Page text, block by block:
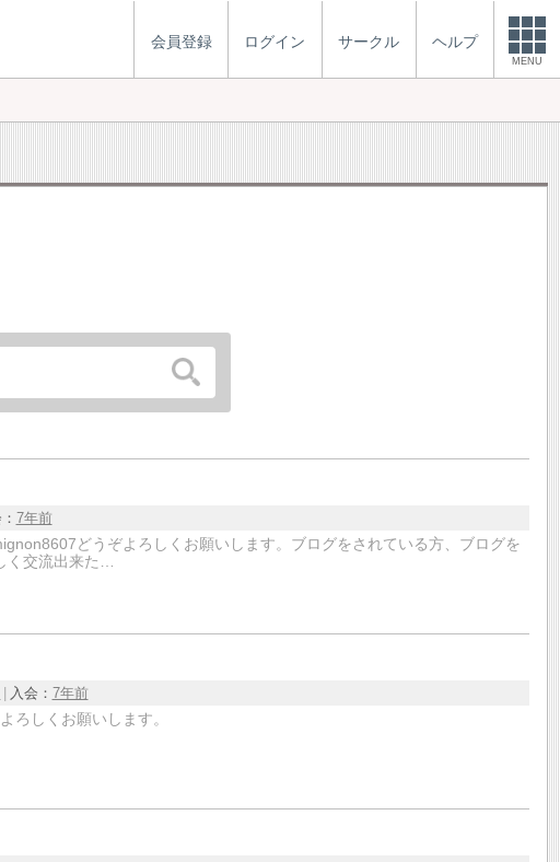
会員登録 ログイン サークル ヘルプ
MENU
7年前
どうぞよろしくお願いします。ブログをされている方、ブログを
く交流出来た…
入会： 7年前
ろしくお願いします。